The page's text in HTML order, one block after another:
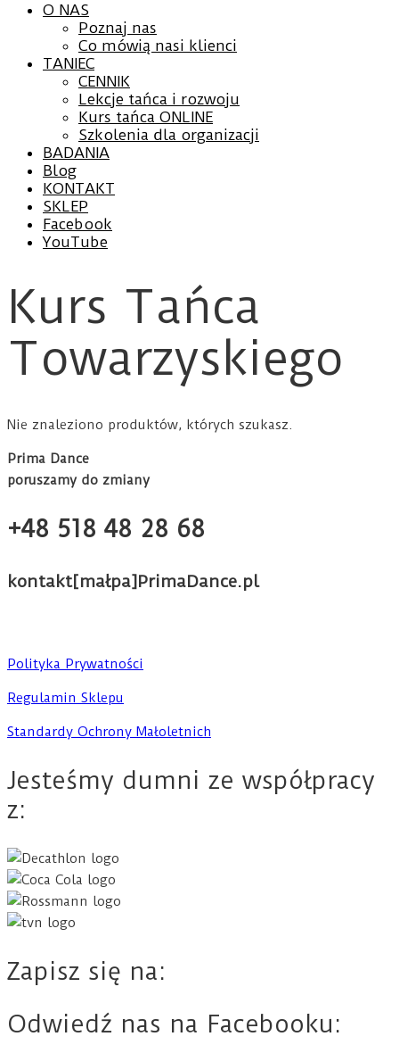
O NAS
Poznaj nas
Co mówią nasi klienci
TANIEC
CENNIK
Lekcje tańca i rozwoju
Kurs tańca ONLINE
Szkolenia dla organizacji
BADANIA
Blog
KONTAKT
SKLEP
Facebook
YouTube
Kurs Tańca
Towarzyskiego
Nie znaleziono produktów, których szukasz.
Prima Dance
poruszamy do zmiany
+48 518 48 28 68
kontakt[małpa]PrimaDance.pl
Polityka Prywatności
Regulamin Sklepu
Standardy Ochrony Małoletnich
Jesteśmy dumni ze współpracy
z:
Zapisz się na:
Odwiedź nas na Facebooku: